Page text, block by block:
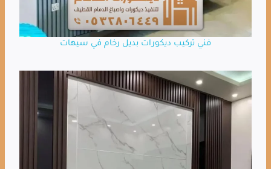
فني تركيب ديكورات بديل رخام في سيهات